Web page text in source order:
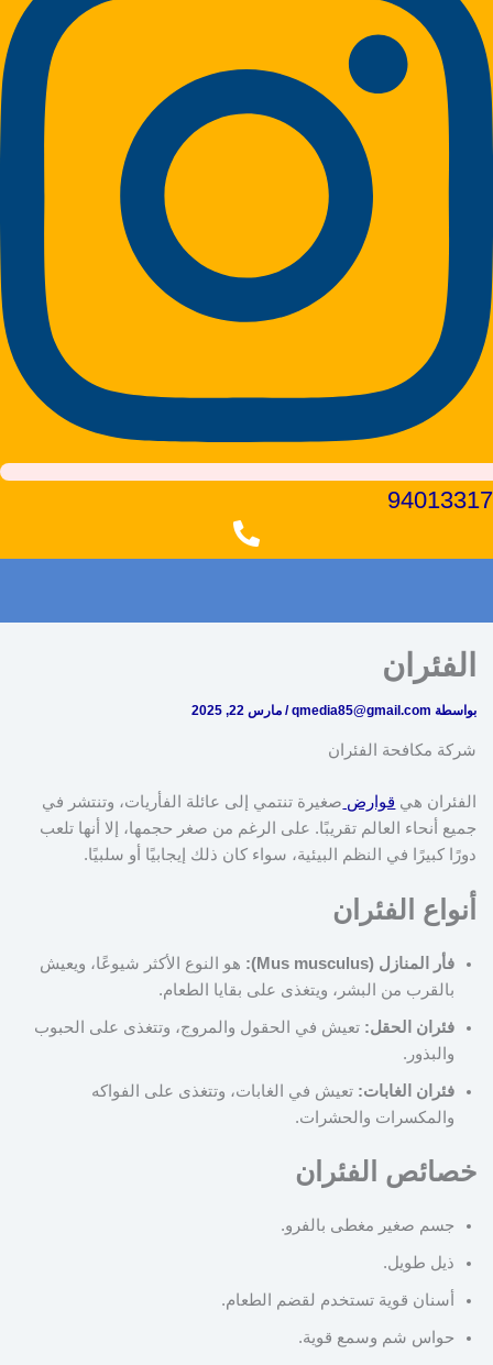
94013317
الفئران
بواسطة qmedia85@gmail.com
/ مارس 22, 2025
شركة مكافحة الفئران
الفئران هي قوارض صغيرة تنتمي إلى عائلة الفأريات، وتنتشر في
جميع أنحاء العالم تقريبًا. على الرغم من صغر حجمها، إلا أنها تلعب
دورًا كبيرًا في النظم البيئية، سواء كان ذلك إيجابيًا أو سلبيًا.
أنواع الفئران
فأر المنازل (Mus musculus):
هو النوع الأكثر شيوعًا، ويعيش
بالقرب من البشر، ويتغذى على بقايا الطعام.
فئران الحقل: تعيش في الحقول والمروج، وتتغذى على الحبوب
والبذور.
فئران الغابات: تعيش في الغابات، وتتغذى على الفواكه
والمكسرات والحشرات.
خصائص الفئران
جسم صغير مغطى بالفرو.
ذيل طويل.
أسنان قوية تستخدم لقضم الطعام.
حواس شم وسمع قوية.